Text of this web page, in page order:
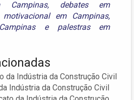
Campinas, debates em
motivacional em Campinas,
e palestras em
da Indústria da Construção Civil
Indústria da Construção Civil